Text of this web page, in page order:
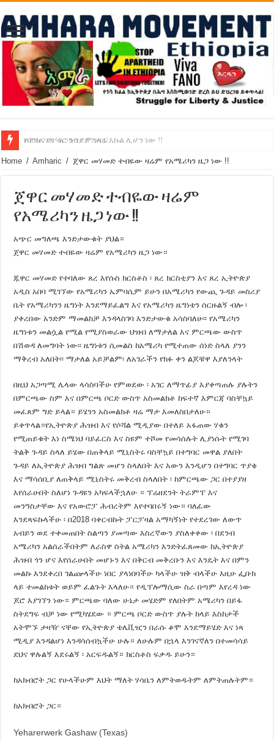
የባንክና የጥቁር ገብያ ምንዛሬ እኩል ሊሆን ነው !!
አሸንፈናል ! እንኳን ደስ አለን!
Home / Amharic / ጀዋር መሃመድ ተብዬው ዛሬም የአሜሪካን ዜጋ ነው !!
ጀዋር መሃመድ ተብዬው ዛሬም
የአሜሪካን ዜጋ ነው !!
አጭር መግለጫ እንድታውቁት ያህል።
ጀዋር መሃመድ ተብዬው ዛሬም የአሜሪካን ዜጋ ነው።
ጁዋር መሃመድ የተባለው ጸረ እየሱስ ክርስቶስ ፡ ጸረ ክርስቲያን እና ጸረ ኢትዮጵያ
አዲስ አበባ ሚገኘው የአሜሪካን ኤምባሲም ይሁን በአሜሪካን የውጪ ጉዳይ መስሪያ
ቤት የአሜሪካንን ዜግነት እንደማይፈልግ እና የአሜሪካን ዜግነቴን ሰርዙልኝ ብሎ ፡
ያቀረበው አንድም ማመልከቻ እንዳላስገባ እንድታውቁ አሳስባለሁ፡፡ የአሜሪካን
ዜግነቱን መልሷል የሚል የሚያስወራው ህዝብ ለማታለል እና ምርጫው ውስጥ
በሽወዳ ለመግባት ነው፡፡ ዜግነቱን ሲመልስ ከአሜሪካ የሚተጠው ሰነድ ስላለ ያንን
ማቅረብ አለበት፡፡ ማታለል አይቻልም፡ ለአገራችን የክፉ ቀን ልጆቹዋ እያለንላት
በዚህ አጋጣሚ ሌላው ላሳስባችሁ የምወደው ፡ አገር ለማጥፊያ እያቀጣጠሉ ያሉትን
በምርጫው ስም እና በምርጫ ቦርድ ውስጥ አስመልክቶ ከፍተኛ እምርጃ ባስቸኳይ
መፈጸም ግድ ይላል። ይሄንን አስመልክቶ ዛሬ ማታ እመለስበታለሁ።
ይቀጥላል።የኢትዮጵያ ሕዝብ እና የሶሻል ሚዲያው በተለይ አፋጠው ሃቁን
የሚጠይቁት እነ ስሜነህ ባይፈርስ እና ስዩም ተሾመ የመሳሰሉት ሊያነሱት የሚገባ
ትልቅ ጉዳይ ስላለ ይሄው በጠቅላይ ሚኒስትሩ ባስቸኳይ በተግባር መዋል ያለበት
ጉዳይ ለኢትዮጵያ ሕዝብ ግልጽ መሆን ስላለበት እና እውን እንዲሆን በተግባር ጥያቄ
እና ማሳሰቢያ ለጠቅላይ ሚኒስትሩ መቅረብ ስላለበት ፡ ከምርጫው ጋር በተያያዘ
እየሰራሁበት ስለሆነ ጉዳዩን አካፍላችኋለሁ ። ፕሬዘደንት ትራምፕ እና
መንግስታቸው እና የአውሮፓ ሕብረትም እየተባበሩኝ ነው። ባለፈው
እንደጻፍኩላችሁ ፡ በ2018 ባቀርብኩት ፓርፓዛል አማካኝነት የተደረገው ለውጥ
አብይን ወደ ተቀመጠበት ስልጣን ያመጣው እስረኛውን ያስለቀቀው ፡ በደንብ
አሜሪካን አልሰራችበትም ለራስዋ ስትል አሜሪካን እንድትፈጸመው ከኢትዮጵያ
ሕዝብ ጎን ሆና እየሰራሁበት መሆኑን እና በቅርብ መቅረቡን እና እንዴት እና በምን
መልኩ እንደቀረበ ገልጬላችሁ ነበር ያላነበባችሁ ካላችሁ ዝቅ ብላችሁ እዚሁ ፌቡክ
ላይ ተመልከቱት ወይም ፈልጉት እላለሁ። የዲፕሎማሲው ስራ በጣም እየረዳ ነው
ጆሮ እያገኘን ነው። ምርጫው ባለው ሁኔታ መሄድም የለበትም አሜሪካን በይፋ
ስትደግፍ ብቻ ነው የሚካሄደው ። ምርጫ ቦርድ ውስጥ ያሉት ከላይ እስከታች
አትሞኙ ታዛዥ ናቸው የኢትዮጵያ ቴሌቪዢን በራሱ ቆሞ እንደማይሄድ እና ነጻ
ሚዲያ እንዳልሆነ እንዳሳሰብኳችሁ ሁሉ። ለሁሉም በኋላ እንገናኛለን በተመሳሳይ
ደህና ዋሉልኝ እደሩልኝ ፡ አርፍዱልኝ። ክርስቶስ ፍቃዱ ይሁን።
ከአክብሮት ጋር የሁላችሁም እህት ማለት ሃሳቤን ለምትወዱትም ለምትጠሉትም።
ከአክብሮት ጋር።
Yeharerwerk Gashaw (Texas)